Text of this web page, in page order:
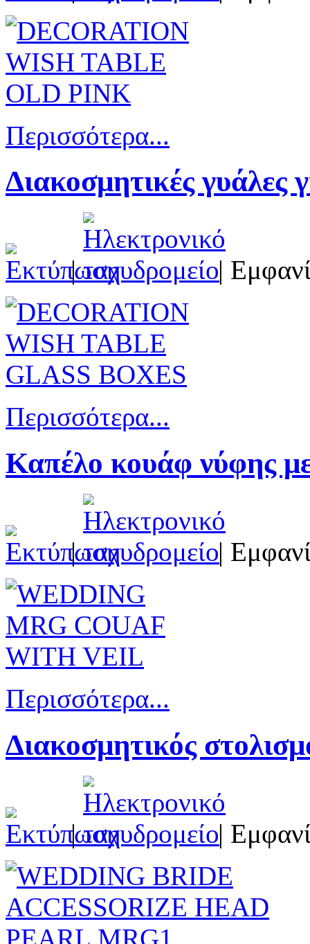
Περισσότερα...
Διακοσμητικές γυάλες
| |
Περισσότερα...
Καπέλο κουάφ νύφης
| |
Περισσότερα...
Διακοσμητικός
| |